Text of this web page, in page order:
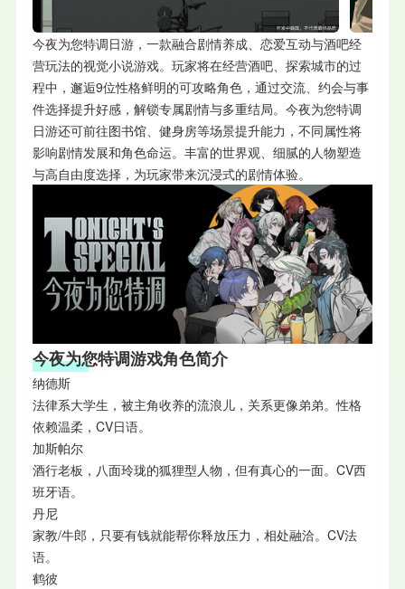
今夜为您特调日游，一款融合剧情养成、恋爱互动与酒吧经
营玩法的视觉小说游戏。玩家将在经营酒吧、探索城市的过
程中，邂逅9位性格鲜明的可攻略角色，通过交流、约会与事
件选择提升好感，解锁专属剧情与多重结局。今夜为您特调
日游还可前往图书馆、健身房等场景提升能力，不同属性将
影响剧情发展和角色命运。丰富的世界观、细腻的人物塑造
与高自由度选择，为玩家带来沉浸式的剧情体验。
今夜为您特调游戏角色简介
纳德斯
法律系大学生，被主角收养的流浪儿，关系更像弟弟。性格
依赖温柔，CV日语。
加斯帕尔
酒行老板，八面玲珑的狐狸型人物，但有真心的一面。CV西
班牙语。
丹尼
家教/牛郎，只要有钱就能帮你释放压力，相处融洽。CV法
语。
鹤彼